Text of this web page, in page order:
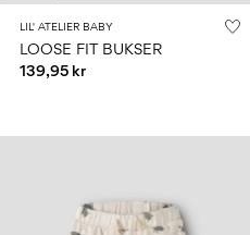
LIL' ATELIER BABY
LOOSE FIT BUKSER
139,95 kr